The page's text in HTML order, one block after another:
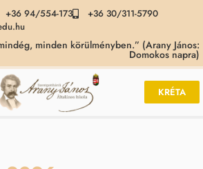
+36 94/554-173
+36 30/311-5790
minden körülményben.” (Arany János:
Domokos napra)
KRÉTA